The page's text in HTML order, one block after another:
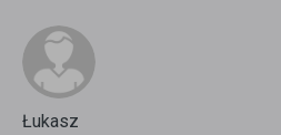
Łukasz